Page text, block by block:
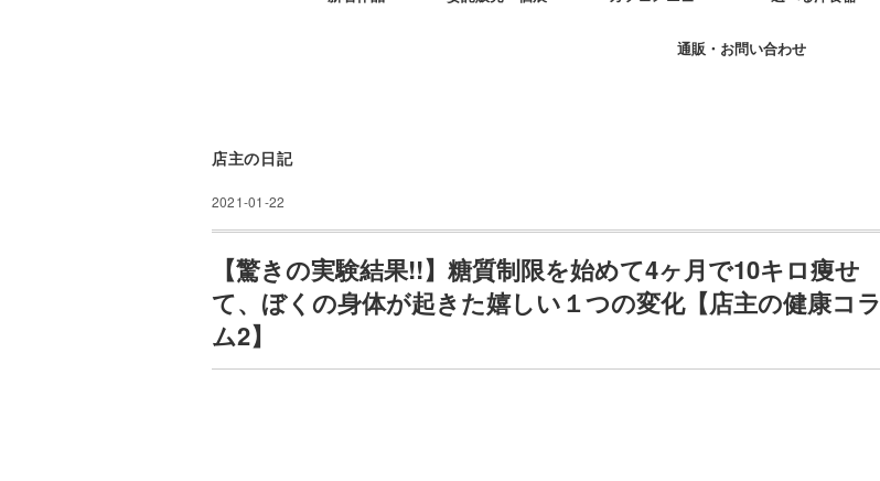
通販・お問い合わせ
店主の日記
2021-01-22
【驚きの実験結果!!】糖質制限を始めて4ヶ月で10キロ痩せ
て、ぼくの身体が起きた嬉しい１つの変化【店主の健康コラ
ム2】